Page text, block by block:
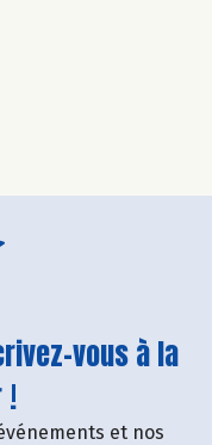
vous à la
!
et nos